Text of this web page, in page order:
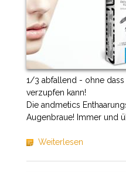
1/3 abfallend - ohne
verzupfen kann!
Die andmetics
Augenbraue! Immer und
Weiterlesen